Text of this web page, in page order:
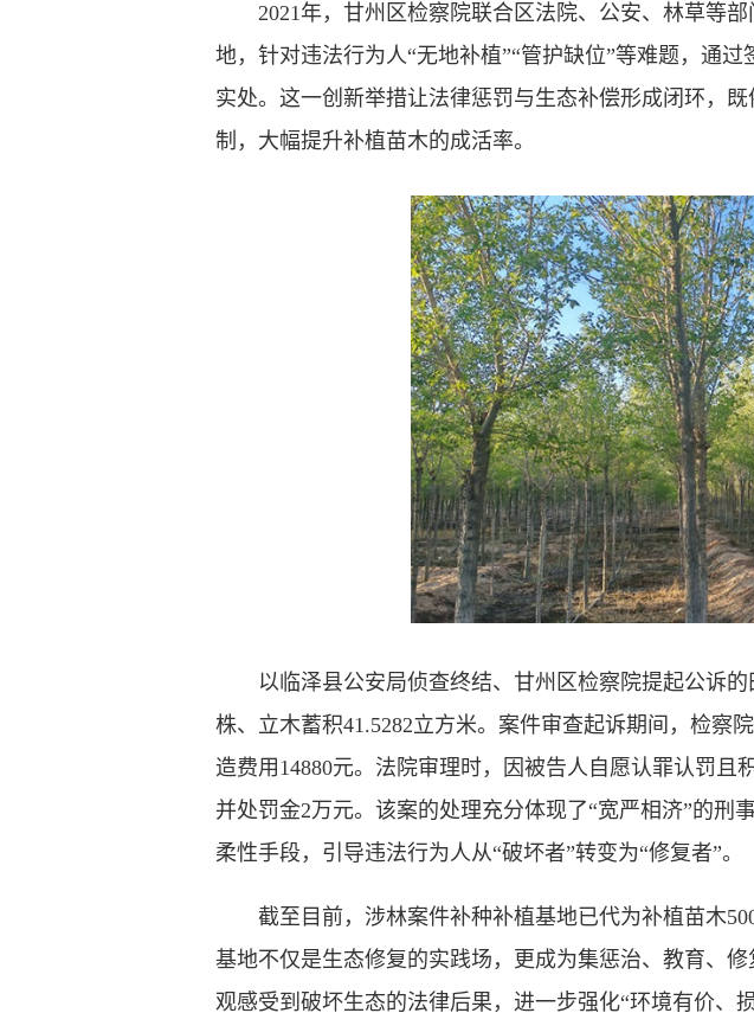
2021年，甘州区检察院联合区法院、公安、林草等部
地，针对违法行为人“无地补植”“管护缺位”等难题，通
实处。这一创新举措让法律惩罚与生态补偿形成闭环，
制，大幅提升补植苗木的成活率。
以临泽县公安局侦查终结、甘州区检察院提起公诉的
株、立木蓄积41.5282立方米。案件审查起诉期间，检察
造费用14880元。法院审理时，因被告人自愿认罪认罚且
并处罚金2万元。该案的处理充分体现了“宽严相济”的
柔性手段，引导违法行为人从“破坏者”转变为“修复者”。
截至目前，涉林案件补种补植基地已代为补植苗木
基地不仅是生态修复的实践场，更成为集惩治、教育、
观感受到破坏生态的法律后果，进一步强化“环境有价、